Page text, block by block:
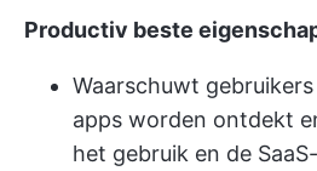
Productiv beste
Waarschuwt
apps worden ontdekt
het gebruik en de